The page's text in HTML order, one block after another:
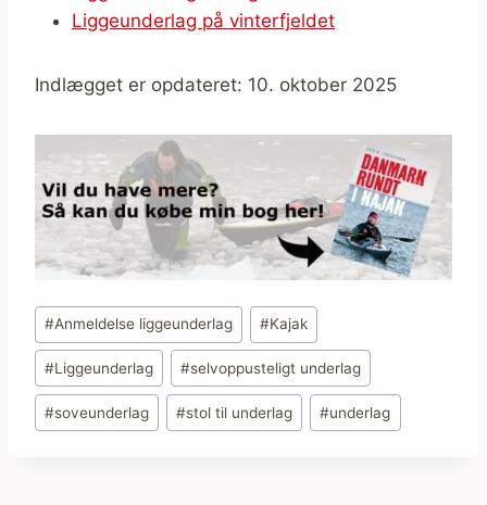
Liggeunderlag på vinterfjeldet
Indlægget er opdateret: 10. oktober 2025
Indlæg-
tags:
#Anmeldelse liggeunderlag #Kajak
#Liggeunderlag #selvoppusteligt underlag
#soveunderlag #stol til underlag #underlag